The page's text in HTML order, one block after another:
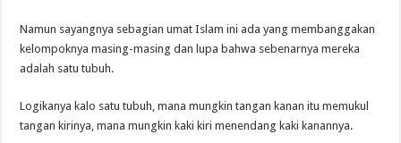
Namun sayangnya sebagian umat Islam ini ada yang membanggakan
kelompoknya masing-masing dan lupa bahwa sebenarnya mereka
adalah satu tubuh.
Logikanya kalo satu tubuh, mana mungkin tangan kanan itu memukul
tangan kirinya, mana mungkin kaki kiri menendang kaki kanannya.